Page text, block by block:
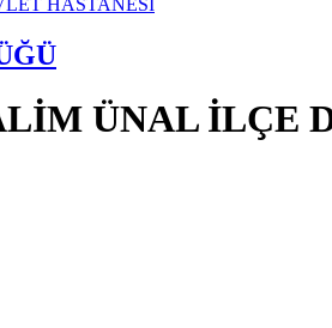
ÜNAL İLÇE